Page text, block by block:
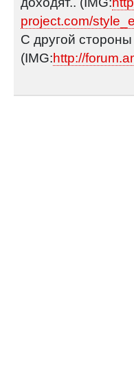
project.com/
С другой
(IMG:http://